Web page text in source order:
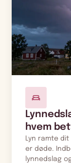
hvem
Lyn ramte
er døde.
lynnedslag